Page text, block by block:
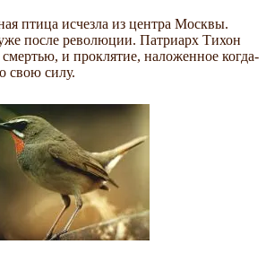
птица исчезла из центра Москвы.
после революции. Патриарх Тихон
и проклятие, наложенное когда-
свою силу.